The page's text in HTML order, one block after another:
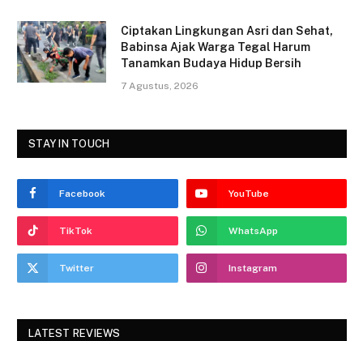
Ciptakan Lingkungan Asri dan Sehat,
Babinsa Ajak Warga Tegal Harum
Tanamkan Budaya Hidup Bersih
7 Agustus, 2026
STAY IN TOUCH
Facebook YouTube
TikTok WhatsApp
Twitter Instagram
LATEST REVIEWS